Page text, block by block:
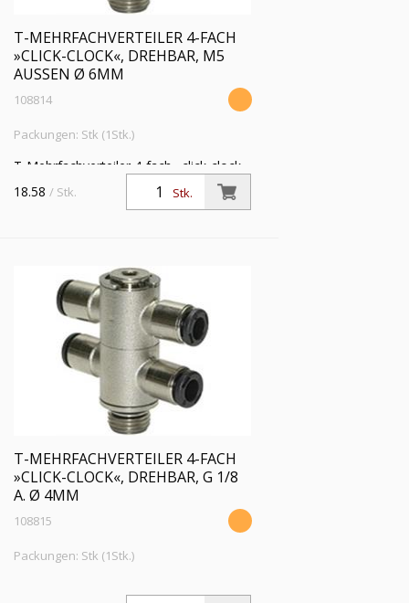
T-MEHRFACHVERTEILER 4-FACH
»CLICK-CLOCK«, DREHBAR, M5
AUSSEN Ø 6MM
108814
Packungen: Stk (1Stk.)
T-Mehrfachverteiler 4-fach »click-clock«,
drehbar, M5 a., für Schlauch-Außen-Ø 6
mm, Arbeitsdruck max. 16 bar, Messing
Stk.
18.58 / Stk.
T-MEHRFACHVERTEILER 4-FACH
»CLICK-CLOCK«, DREHBAR, G 1/8
A. Ø 4MM
108815
Packungen: Stk (1Stk.)